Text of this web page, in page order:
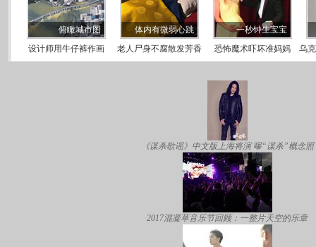
《谋杀歌谣》中文版上海将演 曝“谋杀”概念照
2017混凝草音乐节回顾：一整片天空的乐章